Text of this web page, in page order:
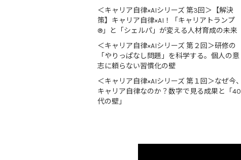
＜キャリア自律×AIシリーズ 第3回＞【解決
策】キャリア自律×AI！「キャリアトランプ
®」と「シェルパ」が変える人材育成の未来
＜キャリア自律×AIシリーズ 第２回＞研修の
「やりっぱなし問題」を科学する。個人の意
志に頼らない習慣化の壁
＜キャリア自律×AIシリーズ 第１回＞なぜ今、
キャリア自律なのか？数字で見る成果と「40
代の壁」